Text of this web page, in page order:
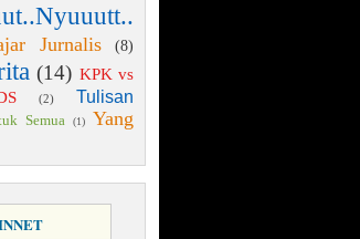
Jurnalis
(8)
(14) KPK vs
(2)
Tulisan
Semua (1)
Yang